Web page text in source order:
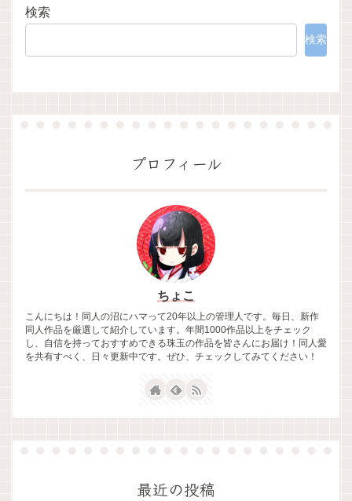
検索
検索
プロフィール
ちょこ
こんにちは！同人の沼にハマって20年以上の管理人です。毎日、新作
同人作品を厳選して紹介しています。年間1000作品以上をチェック
し、自信を持っておすすめできる珠玉の作品を皆さんにお届け！同人愛
を共有すべく、日々更新中です。ぜひ、チェックしてみてください！
最近の投稿